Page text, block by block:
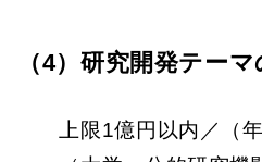
（4）研究開発テー
上限1億円以内／（